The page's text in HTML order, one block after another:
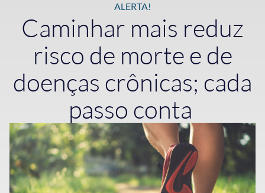
ALERTA!
Caminhar mais reduz
risco de morte e de
doenças crônicas; cada
passo conta